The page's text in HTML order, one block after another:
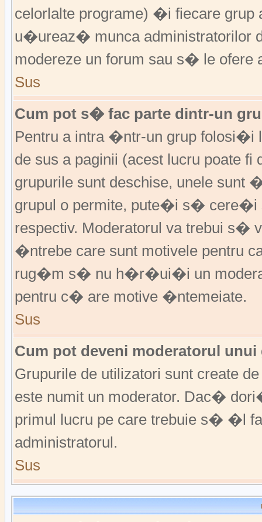
celorlalte programe) �i fiecare grup
u�ureaz� munca
modereze un forum sau s� le
Sus
Cum pot s� fac parte dintr-un
Pentru a intra �ntr-un grup folosi�i
de sus a paginii (acest lucru poate
grupurile sunt deschise, unele
grupul o permite, pute�i s�
respectiv. Moderatorul va trebui
�ntrebe care sunt motivele
rug�m s� nu h�r�ui�i un
pentru c� are motive �ntemeiate.
Sus
Cum pot deveni moderatorul
Grupurile de utilizatori sunt create
este numit un moderator. Dac�
primul lucru pe care trebuie s� �l
administratorul.
Sus